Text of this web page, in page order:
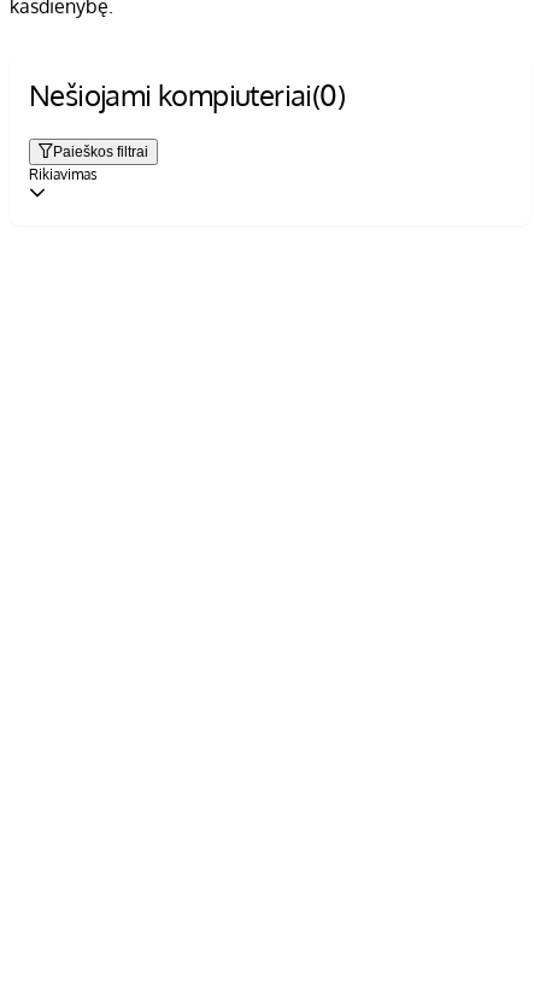
kasdienybę.
Nešiojami kompiuteriai(0)
Paieškos filtrai
Rikiavimas